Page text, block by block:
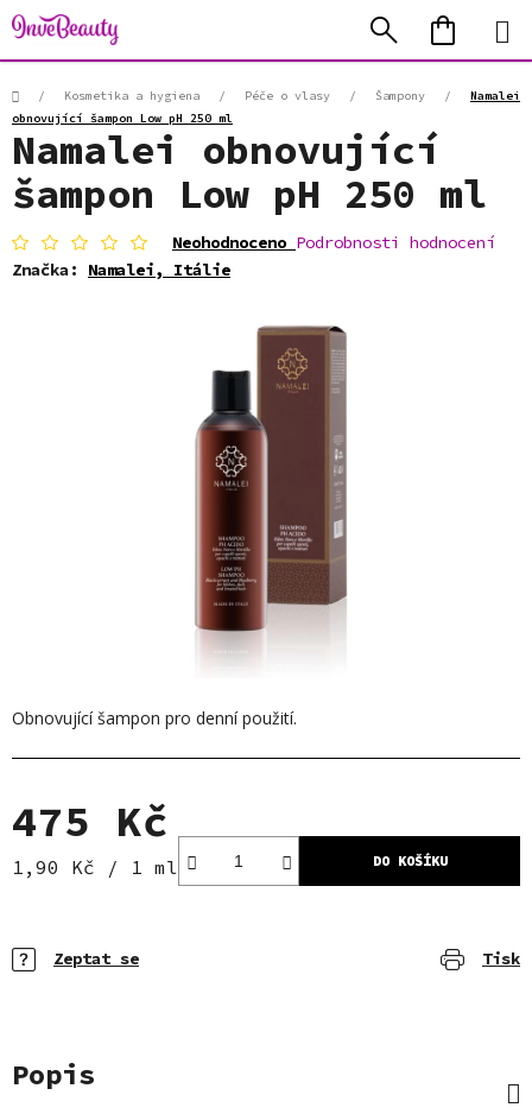
Přejít
na
obsah
Hledat
KOŠÍK
Domů/ Kosmetika a hygiena / Péče o vlasy / Šampony /
Namalei
obnovující šampon Low pH 250 ml
Obnovující šampon pro denní použití.
475 Kč
Měrná cena:
1,90 Kč / 1 ml DO KOŠÍKU
Tisk
Zeptat se
Namalei obnovující
šampon Low pH 250 ml
Průměrné
hodnocení
produktu
Neohodnoceno Podrobnosti hodnocení
Značka: Namalei, Itálie
Popis